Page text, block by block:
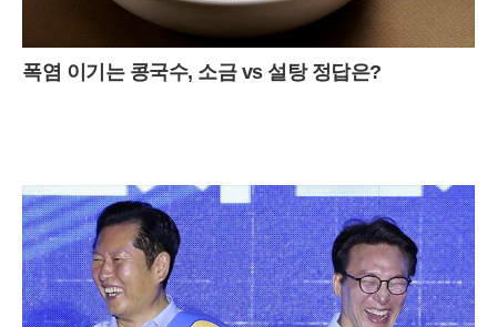
폭염 이기는 콩국수, 소금 vs 설탕 정답은?